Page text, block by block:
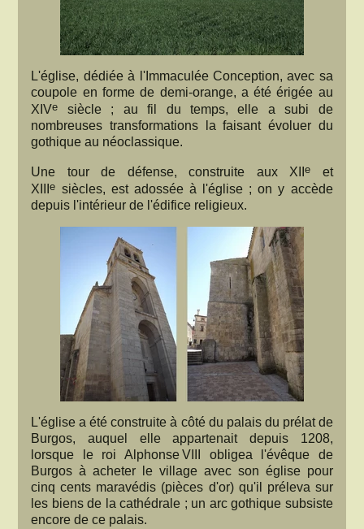
L'église, dédiée à l'Immaculée Conception, avec sa
coupole en forme de demi-orange, a été érigée au
XIVe siècle ; au fil du temps, elle a subi de
nombreuses transformations la faisant évoluer du
gothique au néoclassique.
Une tour de défense, construite aux XIIe et
XIIIe siècles, est adossée à l'église ; on y accède
depuis l'intérieur de l'édifice religieux.
L'église a été construite à côté du palais du prélat de
Burgos, auquel elle appartenait depuis 1208,
lorsque le roi Alphonse VIII obligea l'évêque de
Burgos à acheter le village avec son église pour
cinq cents maravédis (pièces d'or) qu'il préleva sur
les biens de la cathédrale ; un arc gothique subsiste
encore de ce palais.